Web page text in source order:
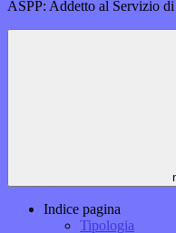
ASPP: Addetto al Servizio
Indice pagina
Tipologia